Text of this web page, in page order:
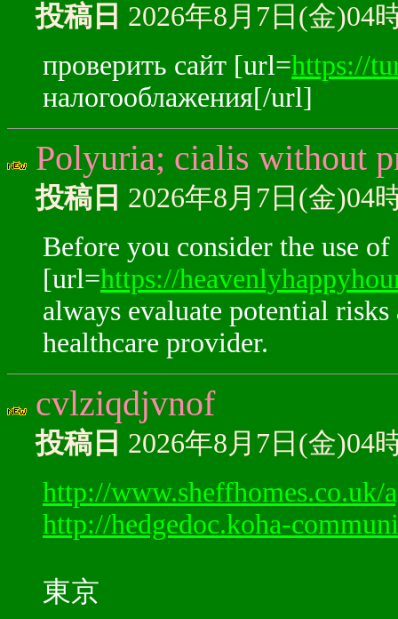
投稿日 2026年8月7日(金)04
проверить сайт [url=https://
налогооблажения[/url]
Polyuria; cialis without
投稿日 2026年8月7日(金)04
Before you consider the use of
[url=https://
always evaluate potential
healthcare provider.
cvlziqdjvnof
投稿日 2026年8月7日(金)04
http://www.sheffhomes.co.uk/
http://hedgedoc.koha-
東京